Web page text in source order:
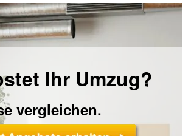
Ihr Umzug?
vergleichen.